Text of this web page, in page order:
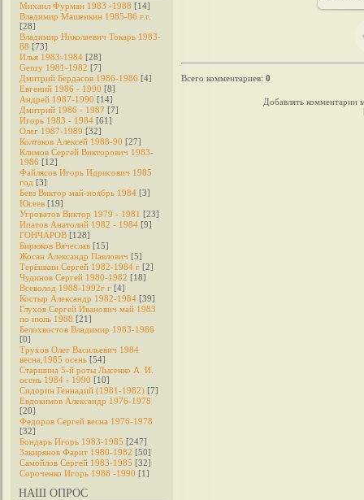
Михаил Фурман 1983 -1988 [14]
Владимир Машенкин 1985-86 г.г.
[28]
Владимир Николаевич Токарь 1983-
88 [73]
Илья 1983-1984 [28]
Genry 1981-1982 [7]
Дмитрий Бердасов 1986-1986 [4]
Евгений 1986 - 1990 [8]
Андрей 1987-1990 [14]
Дмитрий 1986 - 1987 [7]
Игорь 1983 - 1984 [61]
Олег 1987-1989 [32]
Колтаков Алексей 1988-90 [27]
Климов Сергей Викторович 1983-
1986 [12]
Файлясов Игорь Идрисович 1985
год [3]
Бевз Виктор май-ноябрь 1984 [3]
Юсеев [19]
Угроватов Виктор 1979 - 1981 [23]
Ипатов Анатолий 1982 - 1984 [9]
ГОНЧАРОВ [128]
Бирюков Вячеслав [15]
Жосан Александр Павлович [5]
Терёшкин Сергей 1982-1984 г [2]
Чудинов Сергей 1980-1982 [18]
Всеволод 1988-1992г г [4]
Костыр Александр 1982-1984 [39]
Глухов Сергей Иванович май 1983
по июль 1988 [21]
Белохвостов Владимир 1983-1986
[0]
Трухов Олег Васильевич 1984
весна,1985 осень [54]
Старшина 5-й роты Лысенко А. И.
осень 1984 - 1990 [10]
Сидорин Геннадий (1981-1982) [7]
Евдокимов Александр 1976-1978
[20]
Федоров Cергей весна 1976-1978
[32]
Бондарь Игорь 1983-1985 [247]
Закирянов Фарит 1980-1982 [50]
Самойлов Сергей 1983-1985 [32]
Сороченко Игорь 1988 -1990 [1]
НАШ ОПРОС
Всего комментариев: 0
Добавлять комментарии